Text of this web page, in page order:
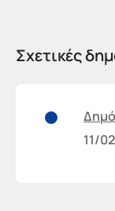
Σχετικές
11/